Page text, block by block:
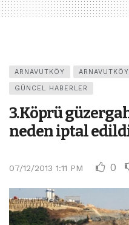
ARNAVUTKÖY
GÜNCEL HABERLER
3.Köprü
neden iptal
07/12/2013 1:11 PM 0